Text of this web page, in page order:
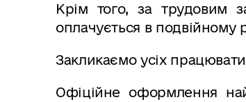
Крім того, за трудовим
оплачується в подвійному
Закликаємо усіх
Офіційне оформлення